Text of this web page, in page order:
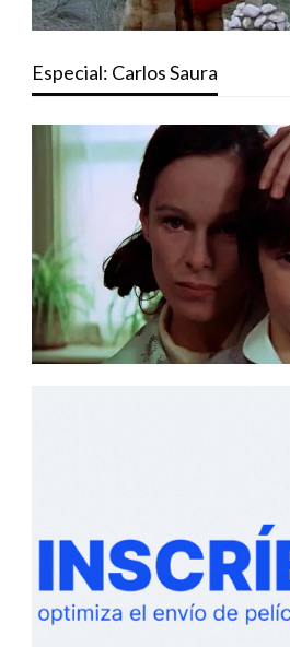
Especial: Carlos Saura